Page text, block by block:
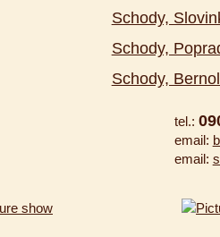
Schody,
Schody,
Schody,
tel.:
email:
email: